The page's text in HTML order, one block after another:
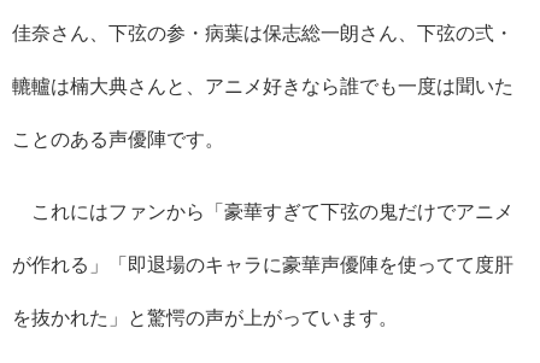
佳奈さん、下弦の参・病葉は保志総一朗さん、下弦の弍・
轆轤は楠大典さんと、アニメ好きなら誰でも一度は聞いた
ことのある声優陣です。
これにはファンから「豪華すぎて下弦の鬼だけでアニメ
が作れる」「即退場のキャラに豪華声優陣を使ってて度肝
を抜かれた」と驚愕の声が上がっています。